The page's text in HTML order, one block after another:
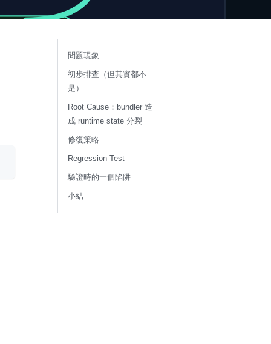
問題現象
初步排查（但其實都不
是）
Root Cause：bundler 造
成 runtime state 分裂
修復策略
Regression Test
驗證時的一個陷阱
小結